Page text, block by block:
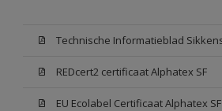
REDcert2 certificaat Alphatex SF
EU Ecolabel Certificaat Alphatex SF